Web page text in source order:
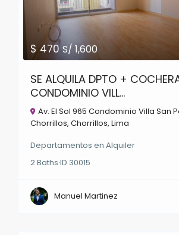
$ 470S/ 1,600
SE ALQUILA DPTO +
CONDOMINIO VILL...
Av. El Sol 965 Condominio Villa San
Chorrillos,Chorrillos,Lima
Departamentos enAlquiler
2Baths·ID 30015
Manuel Martinez